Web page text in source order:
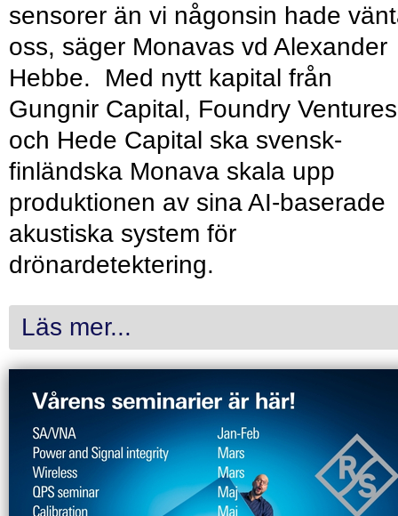
sensorer än vi någonsin hade
oss, säger Monavas vd Alexander
Hebbe. Med nytt kapital från
Gungnir Capital, Foundry Ventures
och Hede Capital ska svensk-
finländska Monava skala upp
produktionen av sina AI-baserade
akustiska system för
drönardetektering.
Läs mer...